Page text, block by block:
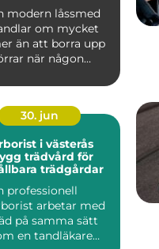
modern låssmed
om mycket
än att borra upp
när någon
30. jun
i västerås
trädvård för
trädgårdar
professionell
arbetar med
på samma sätt
en tandläkare